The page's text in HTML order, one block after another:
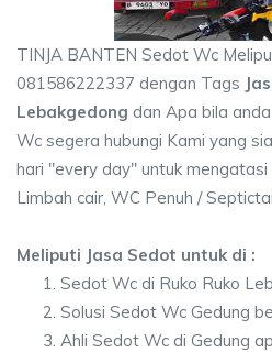
TINJA BANTEN Sedot Wc
081586222337 dengan Tags
Lebakgedong dan Apa bila
Wc segera hubungi Kami yang
hari "every day" untuk
Limbah cair, WC Penuh /
Meliputi Jasa Sedot untuk di :
Sedot Wc di Ruko Ruko
Solusi Sedot Wc Gedung
Ahli Sedot Wc di Gedung